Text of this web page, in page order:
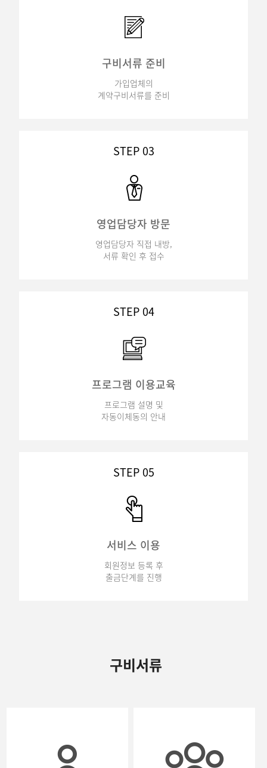
구비서류 준비
가입업체의
계약구비서류를 준비
STEP 03
영업담당자 방문
영업담당자 직접 내방,
서류 확인 후 접수
STEP 04
프로그램 이용교육
프로그램 설명 및
자동이체동의 안내
STEP 05
서비스 이용
회원정보 등록 후
출금단계를 진행
구비서류